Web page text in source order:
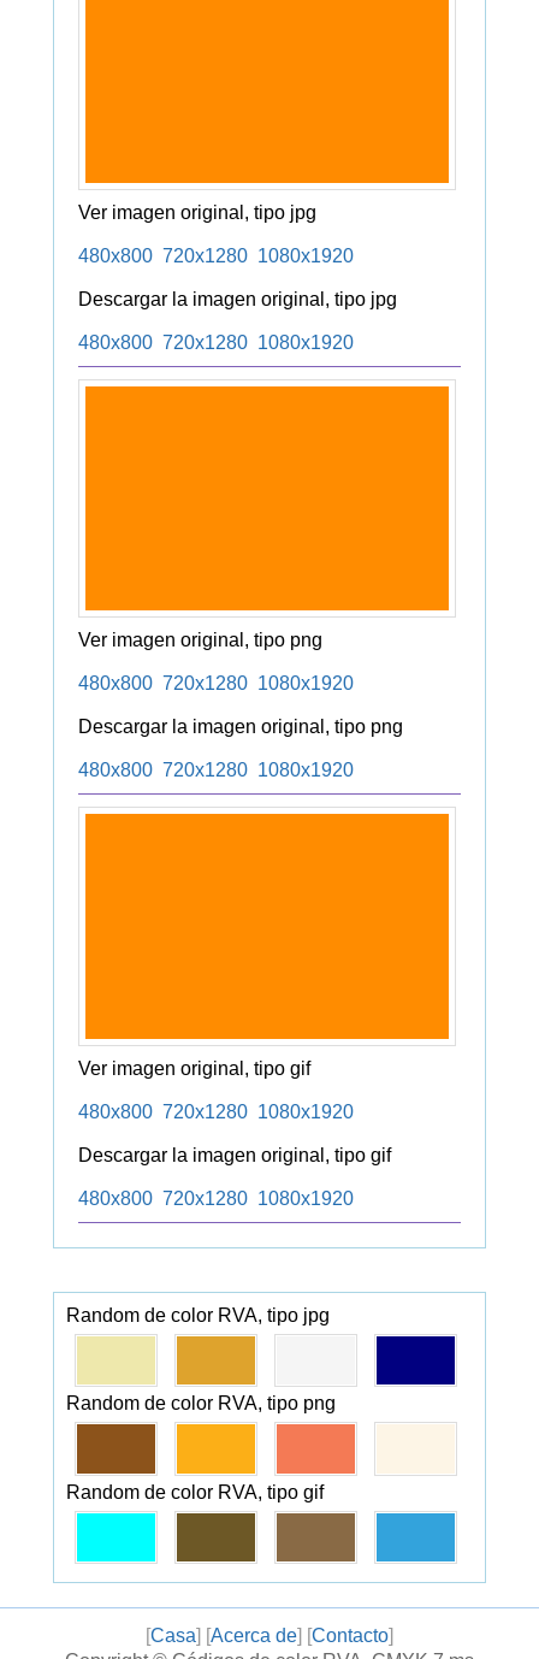
Ver imagen original, tipo jpg
480x800 720x1280 1080x1920
Descargar la imagen original, tipo jpg
480x800 720x1280 1080x1920
Ver imagen original, tipo png
480x800 720x1280 1080x1920
Descargar la imagen original, tipo png
480x800 720x1280 1080x1920
Ver imagen original, tipo gif
480x800 720x1280 1080x1920
Descargar la imagen original, tipo gif
480x800 720x1280 1080x1920
Random de color RVA, tipo jpg
Random de color RVA, tipo png
Random de color RVA, tipo gif
[Casa] [Acerca de] [Contacto]